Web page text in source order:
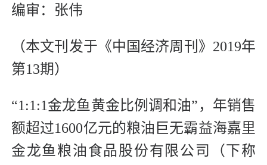
编审：张伟
（本文刊发于《中国经济周刊》2019年
第13期）
“1:1:1金龙鱼黄金比例调和油”，年销售
额超过1600亿元的粮油巨无霸益海嘉里
金龙鱼粮油食品股份有限公司（下称